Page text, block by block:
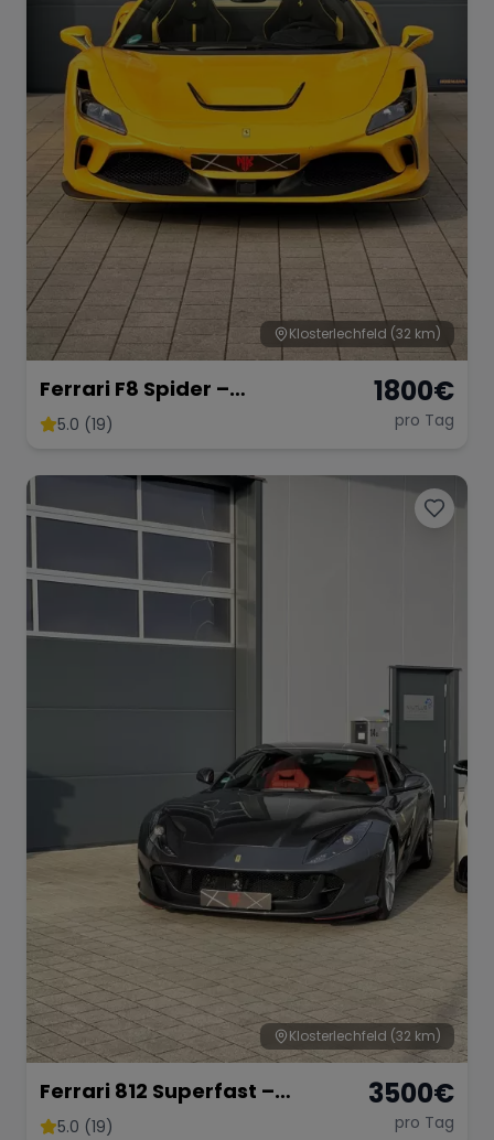
Klosterlechfeld (32 km)
Ferrari F8 Spider –
Atemberaubendes Cabrio
5.0 (19)
1800€
pro Tag
Klosterlechfeld (32 km)
Ferrari 812 Superfast –
Ultimativer V12-Supersportler
5.0 (19)
3500€
pro Tag